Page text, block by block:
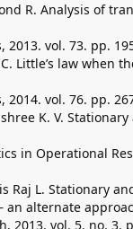
R. Analysis of
2013. vol. 73. pp.
C. Little’s law when
2014. vol. 76. pp.
K. V.
in Operational
Raj L. Stationary
alternate
2013. vol. 5. no. 3.